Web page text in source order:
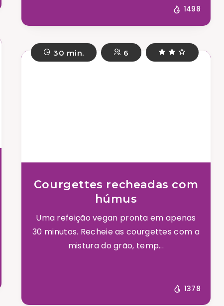
1498
30 min. 6
Courgettes recheadas com
húmus
Uma refeição vegan pronta em apenas
30 minutos. Recheie as courgettes com a
mistura do grão, temp...
1378